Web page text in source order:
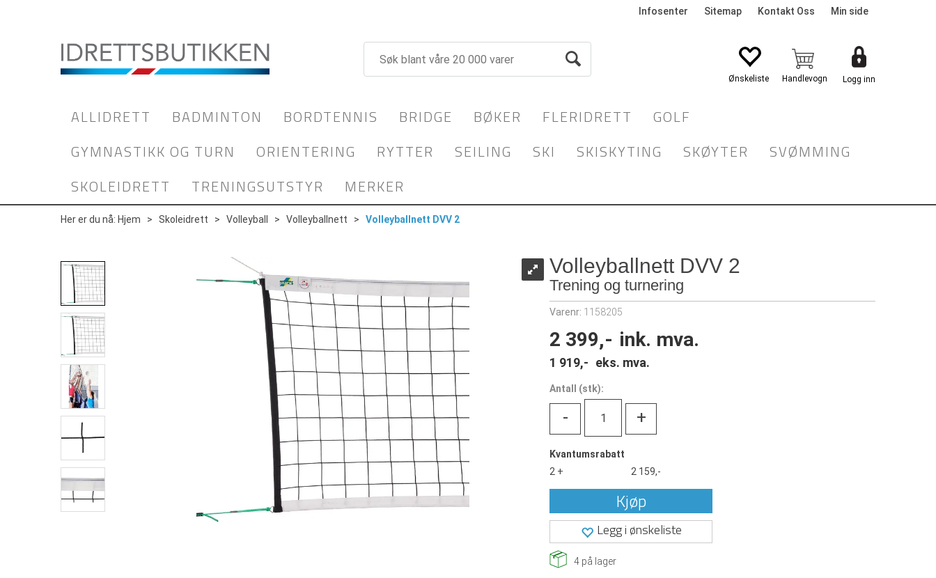
Infosenter Sitemap Kontakt Oss Min side
Logg inn
ALLIDRETT BADMINTON BORDTENNIS BRIDGE BØKER FLERIDRETT
GOLF
GYMNASTIKK OG TURN
ORIENTERING RYTTER SEILING SKI SKISKYTING SKØYTER
SVØMMING
SKOLEIDRETT
TRENINGSUTSTYR MERKER
Her er du nå: Hjem > Skoleidrett > Volleyball > Volleyballnett > Volleyballnett DVV 2
Volleyballnett DVV 2
Trening og turnering
Varenr: 1158205
2 399,- ink. mva.
1 919,- eks. mva.
Antall (stk):
- +
Kvantumsrabatt
2 +
2 159,-
Kjøp
Legg i ønskeliste
4 på lager